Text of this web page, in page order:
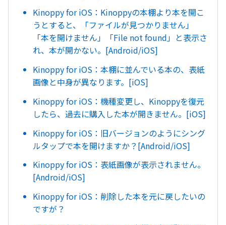
Kinoppy for iOS：Kinoppyの本棚より本を開こ
うとすると、「ファイルが見つかりません」
「本を開けません」「File not found」と表示さ
れ、本が開かない。[Android/iOS]
Kinoppy for iOS：本棚に並んでいる本の、表紙
画像と中身が異なります。[iOS]
Kinoppy for iOS：機種変更し、Kinoppyを復元
したら、過去に購入した本が開きません。[iOS]
Kinoppy for iOS：旧バージョンのようにシング
ルタップで本を開けますか？[Android/iOS]
Kinoppy for iOS：表紙画像が表示されません。
[Android/iOS]
Kinoppy for iOS：削除した本を元に戻したいの
ですが？